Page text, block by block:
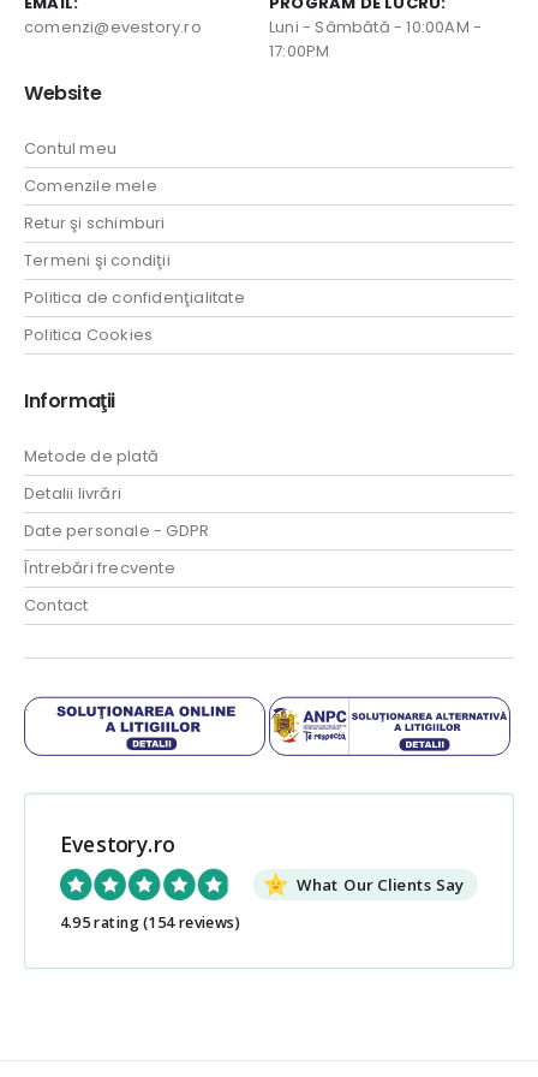
comenzi@evestory.ro
Luni - Sâmbătă - 10:00AM -
17:00PM
Website
Contul meu
Comenzile mele
Retur şi schimburi
Termeni şi condiţii
Politica de confidenţialitate
Politica Cookies
Informaţii
Metode de plată
Detalii livrări
Date personale - GDPR
Întrebări frecvente
Contact
Evestory.ro
What Our Clients Say
4.95 rating(154 reviews)